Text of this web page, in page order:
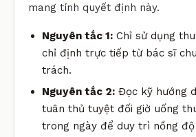
mang tính quyết định này.
Nguyên tắc 1: Chỉ sử dụng
chỉ định trực tiếp từ bác sĩ
trách.
Nguyên tắc 2: Đọc kỹ hướng
tuân thủ tuyệt đối giờ uống
trong ngày để duy trì nồng